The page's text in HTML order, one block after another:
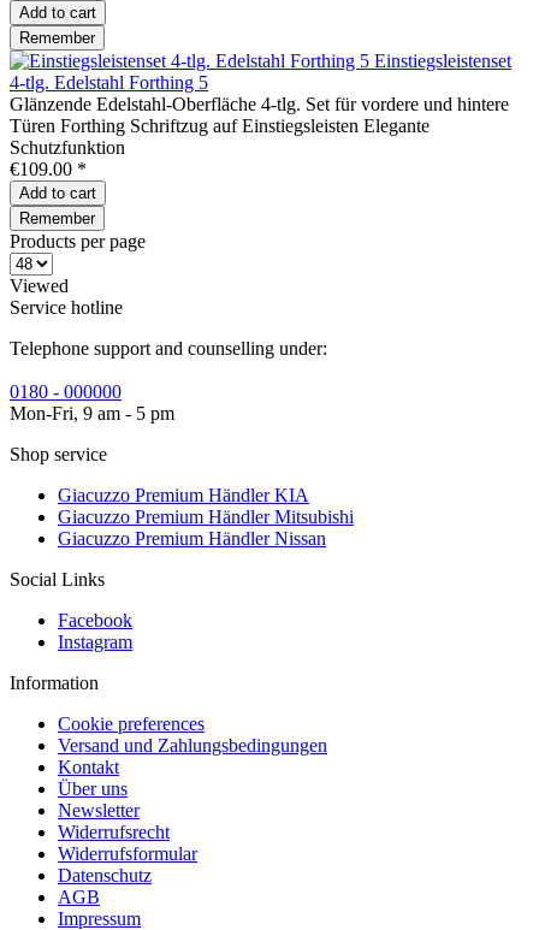
Add to cart
Remember
Einstiegsleistenset
4-tlg. Edelstahl Forthing 5
Glänzende Edelstahl-Oberfläche 4-tlg. Set für vordere und hintere
Türen Forthing Schriftzug auf Einstiegsleisten Elegante
Schutzfunktion
€109.00 *
Add to cart
Remember
Products per page
Viewed
Service hotline
Telephone support and counselling under:
0180 - 000000
Mon-Fri, 9 am - 5 pm
Shop service
Giacuzzo Premium Händler KIA
Giacuzzo Premium Händler Mitsubishi
Giacuzzo Premium Händler Nissan
Social Links
Facebook
Instagram
Information
Cookie preferences
Versand und Zahlungsbedingungen
Kontakt
Über uns
Newsletter
Widerrufsrecht
Widerrufsformular
Datenschutz
AGB
Impressum